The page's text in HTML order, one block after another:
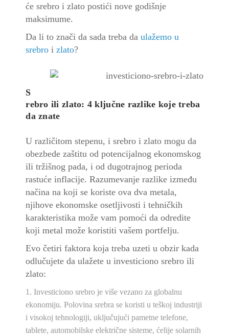
će srebro i zlato postići nove godišnje
maksimume.
Da li to znači da sada treba daulažemo u
srebro izlato?
S
rebro ili zlato: 4 ključne razlike koje treba
da znate
U različitom stepenu, isrebro i zlato mogu da
obezbede zaštitu od potencijalnog ekonomskog
ili tržišnog pada, i od dugotrajnog perioda
rastuće inflacije.Razumevanje razlike između
načina na koji se koriste ova dva metala,
njihove ekonomske osetljivosti i tehničkih
karakteristika može vam pomoći da odredite
koji metal može koristiti vašem portfelju.
Evo četiri faktora koja treba uzeti u obzir kada
odlučujete da ulažete uinvesticiono srebroili
zlato:
Investiciono srebro je više vezano za globalnu
ekonomiju.Polovina srebra se koristi u teškoj industriji
i visokoj tehnologiji, uključujući pametne telefone,
tablete, automobilske električne sisteme, ćelije solarnih